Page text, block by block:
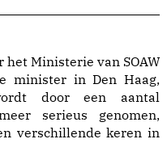
het Ministerie van SOAW
minister in Den Haag,
door een aantal
serieus genomen,
verschillende keren in